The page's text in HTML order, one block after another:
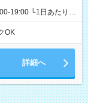
19:00 └1日あたりの
ば、いつでも勤務可
でご勤務いただけま
能なお仕事です！
OK
詳細へ